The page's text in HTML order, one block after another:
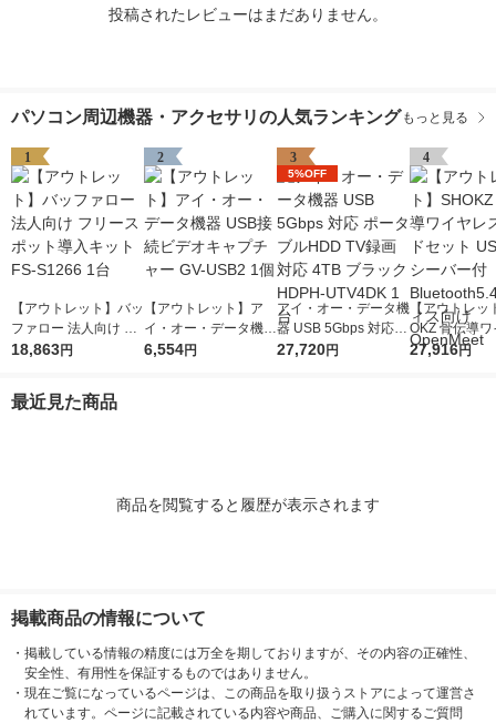
投稿されたレビューはまだありません。
パソコン周辺機器・アクセサリの人気ランキング もっと見る
1
【アウトレット】バッ
ファロー 法人向け フ
リースポット導入キッ
18,863円
2
【アウトレット】ア
イ・オー・データ機器
USB接続ビデオキャ
6,554円
3
5%OFF
アイ・オー・データ機
器 USB 5Gbps 対応
ポータブルHDD TV録
27,720円
4
【アウトレッ
OKZ 骨伝導
スヘッドセッ
27,916円
最近見た商品
商品を閲覧すると履歴が表示されます
掲載商品の情報について
・ 掲載している情報の精度には万全を期しておりますが、その内容の正確性、
安全性、有用性を保証するものではありません。
・ 現在ご覧になっているページは、この商品を取り扱うストアによって運営さ
れています。ページに記載されている内容や商品、ご購入に関するご質問